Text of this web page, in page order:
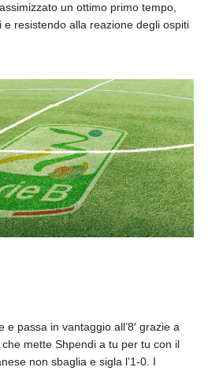
un ottimo primo tempo,
resistendo alla reazione degli ospiti
passa in vantaggio all’8′ grazie a
mette Shpendi a tu per tu con il
non sbaglia e sigla l’1-0. I